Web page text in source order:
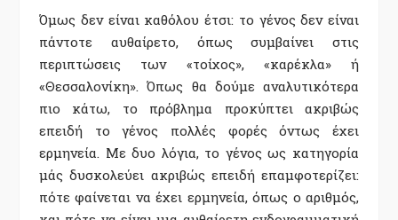
Όμως δεν είναι καθόλου έτσι: το γένος δεν είναι
πάντοτε αυθαίρετο, όπως συμβαίνει στις
περιπτώσεις των «τοίχος», «καρέκλα» ή
«Θεσσαλονίκη». Όπως θα δούμε αναλυτικότερα
πιο κάτω, το πρόβλημα προκύπτει ακριβώς
επειδή το γένος πολλές φορές όντως έχει
ερμηνεία. Με δυο λόγια, το γένος ως κατηγορία
μάς δυσκολεύει ακριβώς επειδή επαμφοτερίζει:
πότε φαίνεται να έχει ερμηνεία, όπως ο αριθμός,